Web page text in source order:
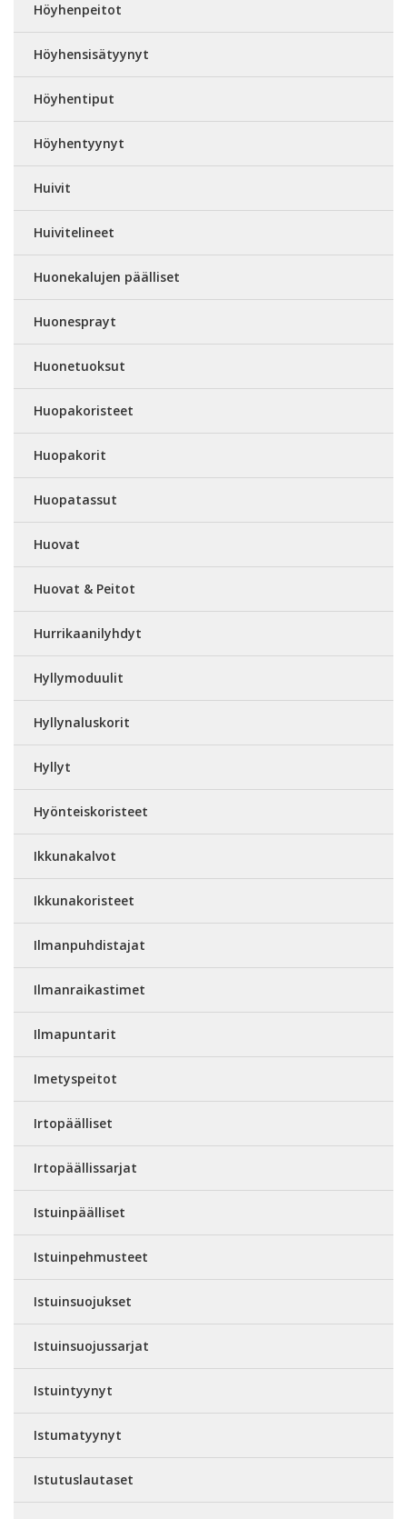
Höyhenpeitot
Höyhensisätyynyt
Höyhentiput
Höyhentyynyt
Huivit
Huivitelineet
Huonekalujen päälliset
Huonesprayt
Huonetuoksut
Huopakoristeet
Huopakorit
Huopatassut
Huovat
Huovat & Peitot
Hurrikaanilyhdyt
Hyllymoduulit
Hyllynaluskorit
Hyllyt
Hyönteiskoristeet
Ikkunakalvot
Ikkunakoristeet
Ilmanpuhdistajat
Ilmanraikastimet
Ilmapuntarit
Imetyspeitot
Irtopäälliset
Irtopäällissarjat
Istuinpäälliset
Istuinpehmusteet
Istuinsuojukset
Istuinsuojussarjat
Istuintyynyt
Istumatyynyt
Istutuslautaset